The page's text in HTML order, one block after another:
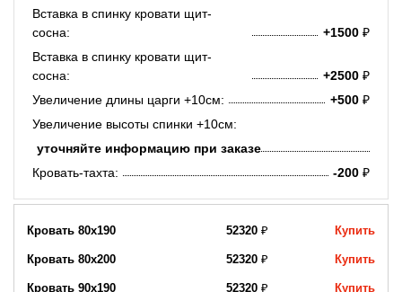
Вставка в спинку кровати щит-
сосна:
+1500 ₽
Вставка в спинку кровати щит-
сосна:
+2500 ₽
Увеличение длины царги +10см:
+500 ₽
Увеличение высоты спинки +10см:
уточняйте информацию при заказе
Кровать-тахта:
-200 ₽
Кровать 80х190 52320 ₽ Купить
Кровать 80х200 52320 ₽ Купить
Кровать 90x190 52320 ₽ Купить